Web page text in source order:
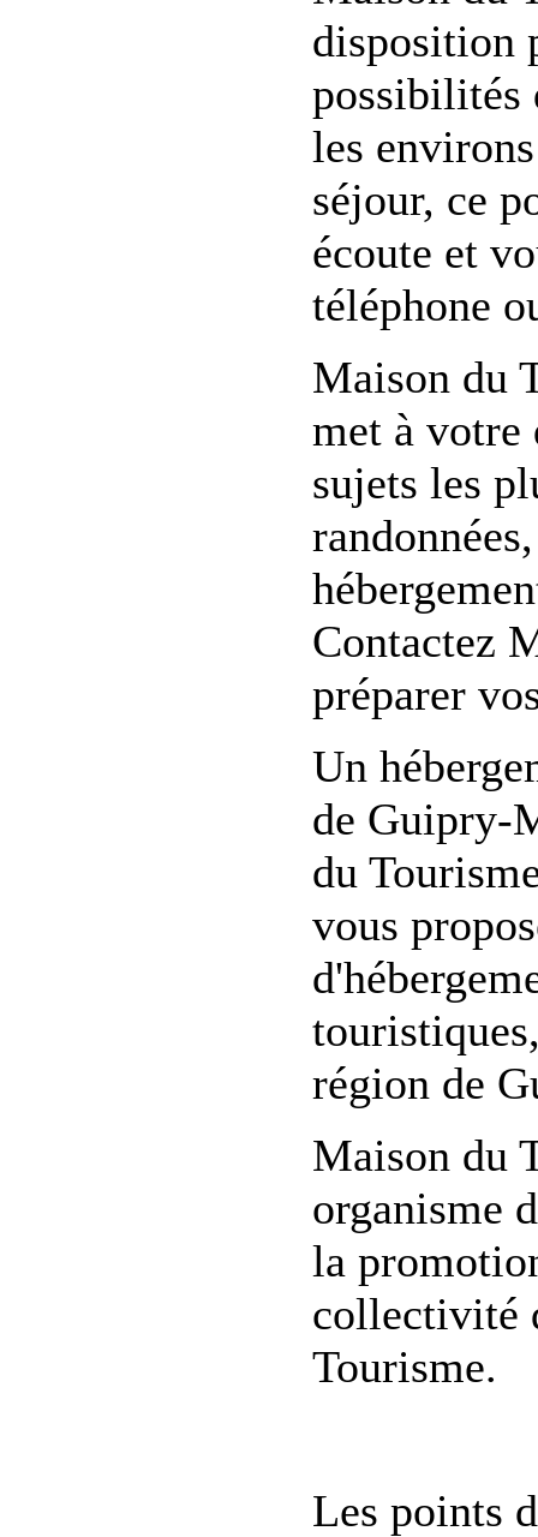
disposition
possibilités
les
séjour, ce
écoute et
téléphone
Maison du
met à votre
sujets les
Contactez
préparer
Un
de Guipry-
du
vous
région de
Maison du
organisme
la
collectivité
Tourisme.
Les points